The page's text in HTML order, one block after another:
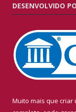
DESENVOLVIDO
Muito mais que criar